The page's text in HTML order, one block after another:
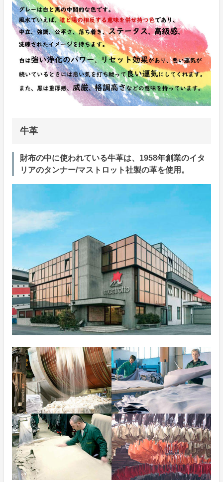
牛革
財布の中に使われている牛革は、1958年創業のイタ
リアのタンナー/マストロット社製の革を使用。